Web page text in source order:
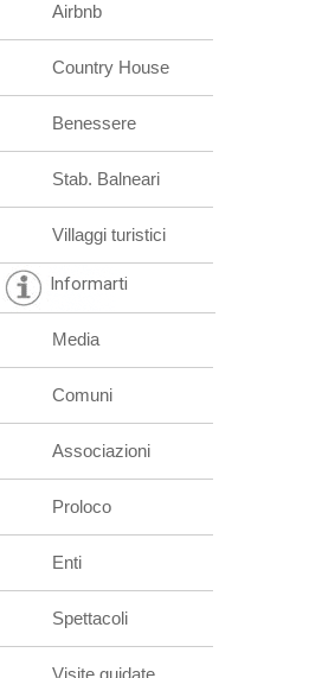
Airbnb
Country House
Benessere
Stab. Balneari
Villaggi turistici
Informarti
Media
Comuni
Associazioni
Proloco
Enti
Spettacoli
Visite guidate